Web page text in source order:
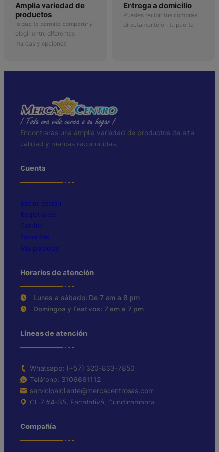
Amplia variedad de
productos
lo que te permite comparar y
elegir entre diferentes
marcas y opciones
Entrega a domicilio
Puedes recibir tus compras
directamente en tu puerta
Encontrarás una amplia variedad de productos de alta
calidad y marcas reconocidas.
Cuenta
Iniciar sesión
Registrarse
Carrito
Favoritos
Mis pedidos
Horarios de atención
Lunes a sábado: De 7 am a 8 pm
Domingos y Festivos: 7 am a 7 pm
Líneas de atención
Whatsapp: (+57) 320-833-7850
Teléfono: 3106661112
servicioalcliente@mercacentrosas.com
Cl. 7 #4-35, Facatativá, Cundinamarca
Compañía